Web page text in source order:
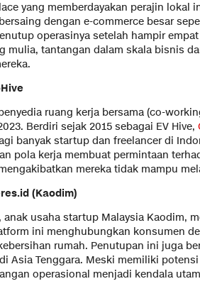
yang memberdayakan perajin lokal
dengan e-commerce besar
operasinya setelah hampir
mulia, tantangan dalam skala bisnis
ruang kerja bersama (co-
Berdiri sejak 2015 sebagai EV Hive,
banyak startup dan freelancer di
pola kerja membuat permintaan
mereka tidak mampu
(Kaodim)
anak usaha startup Malaysia Kaodim,
ini menghubungkan konsumen
rumah. Penutupan ini juga
Asia Tenggara. Meski memiliki
operasional menjadi kendala